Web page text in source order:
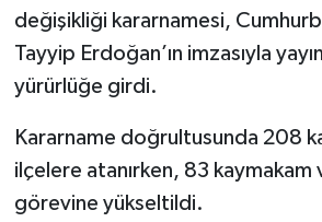
değişikliği kararnamesi,
Tayyip Erdoğan’ın imzasıyla
yürürlüğe girdi.
Kararname doğrultusunda 208
ilçelere atanırken, 83 kaymakam
görevine yükseltildi.